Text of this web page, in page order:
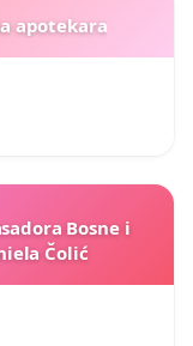
apotekara
Bosne i
Čolić